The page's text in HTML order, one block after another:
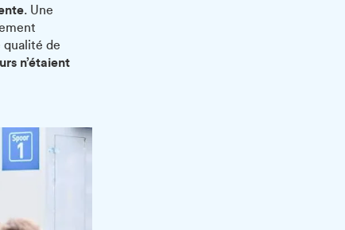
. Une
qualité de
n’étaient